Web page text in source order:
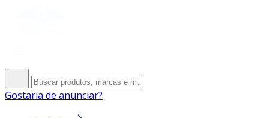
Gostaria de anunciar?